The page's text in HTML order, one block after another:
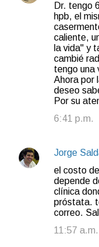
Dr. tengo
hpb, el
caliente,
la vida" y
cambié
tengo una
Ahora por
deseo
Por su
6:41 p.m.
Jorge
el costo
depende
clínica
próstata.
correo.
11:57 a.m.